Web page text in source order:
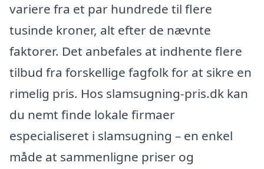
variere fra et par hundrede til flere
tusinde kroner, alt efter de nævnte
faktorer. Det anbefales at indhente flere
tilbud fra forskellige fagfolk for at sikre en
rimelig pris. Hos slamsugning-pris.dk kan
du nemt finde lokale firmaer
especialiseret i slamsugning – en enkel
måde at sammenligne priser og